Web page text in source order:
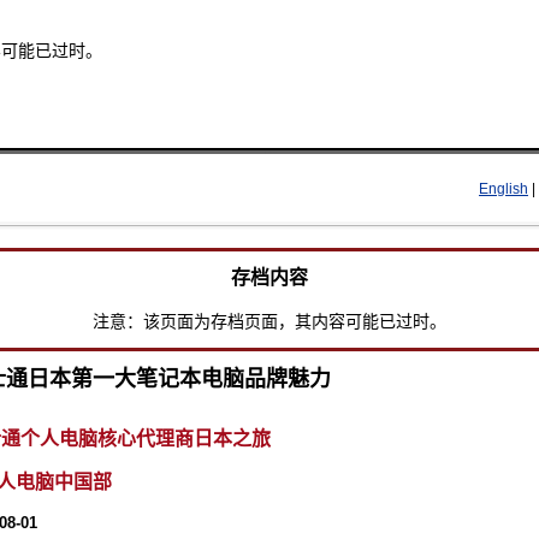
能已过时。
English |
存档内容
注意：该页面为存档页面，其内容可能已过时。
日本第一大笔记本电脑品牌魅力
个人电脑核心代理商日本之旅
电脑中国部
01